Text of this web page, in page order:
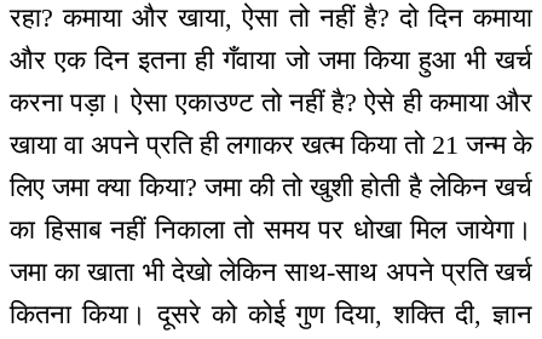
रहा? कमाया और खाया, ऐसा तो नहीं है? दो दिन कमाया
और एक दिन इतना ही गँवाया जो जमा किया हुआ भी खर्च
करना पड़ा। ऐसा एकाउण्ट तो नहीं है? ऐसे ही कमाया और
खाया वा अपने प्रति ही लगाकर खत्म किया तो 21 जन्म के
लिए जमा क्या किया? जमा की तो खुशी होती है लेकिन खर्च
का हिसाब नहीं निकाला तो समय पर धोखा मिल जायेगा।
जमा का खाता भी देखो लेकिन साथ-साथ अपने प्रति खर्च
कितना किया। दूसरे को कोई गुण दिया, शक्ति दी, ज्ञान